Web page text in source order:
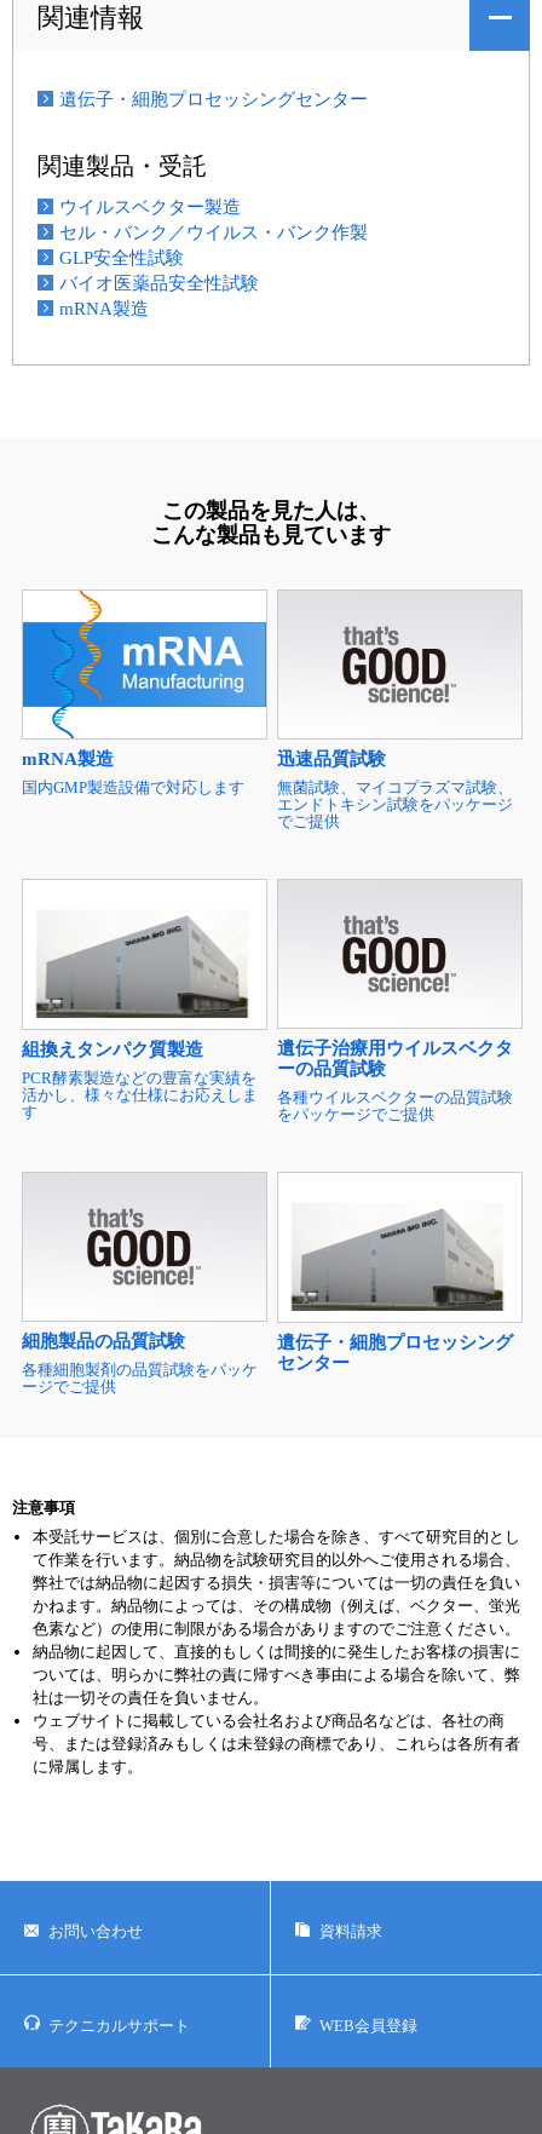
関連情報
遺伝子・細胞プロセッシングセンター
関連製品・受託
ウイルスベクター製造
セル・バンク／ウイルス・バンク作製
GLP安全性試験
バイオ医薬品安全性試験
mRNA製造
この製品を見た人は、
こんな製品も見ています
mRNA製造
国内GMP製造設備で対応します
迅速品質試験
無菌試験、マイコプラズマ試験、
エンドトキシン試験をパッケージ
でご提供
組換えタンパク質製造
PCR酵素製造などの豊富な実績を
活かし、様々な仕様にお応えしま
す
遺伝子治療用ウイルスベクタ
ーの品質試験
各種ウイルスベクターの品質試験
をパッケージでご提供
細胞製品の品質試験
各種細胞製剤の品質試験をパッケ
ージでご提供
遺伝子・細胞プロセッシング
センター
注意事項
本受託サービスは、個別に合意した場合を除き、すべて研究目的とし
て作業を行います。納品物を試験研究目的以外へご使用される場合、
弊社では納品物に起因する損失・損害等については一切の責任を負い
かねます。納品物によっては、その構成物（例えば、ベクター、蛍光
色素など）の使用に制限がある場合がありますのでご注意ください。
納品物に起因して、直接的もしくは間接的に発生したお客様の損害に
ついては、明らかに弊社の責に帰すべき事由による場合を除いて、弊
社は一切その責任を負いません。
ウェブサイトに掲載している会社名および商品名などは、各社の商
号、または登録済みもしくは未登録の商標であり、これらは各所有者
に帰属します。
お問い合わせ 資料請求
テクニカルサポート WEB会員登録